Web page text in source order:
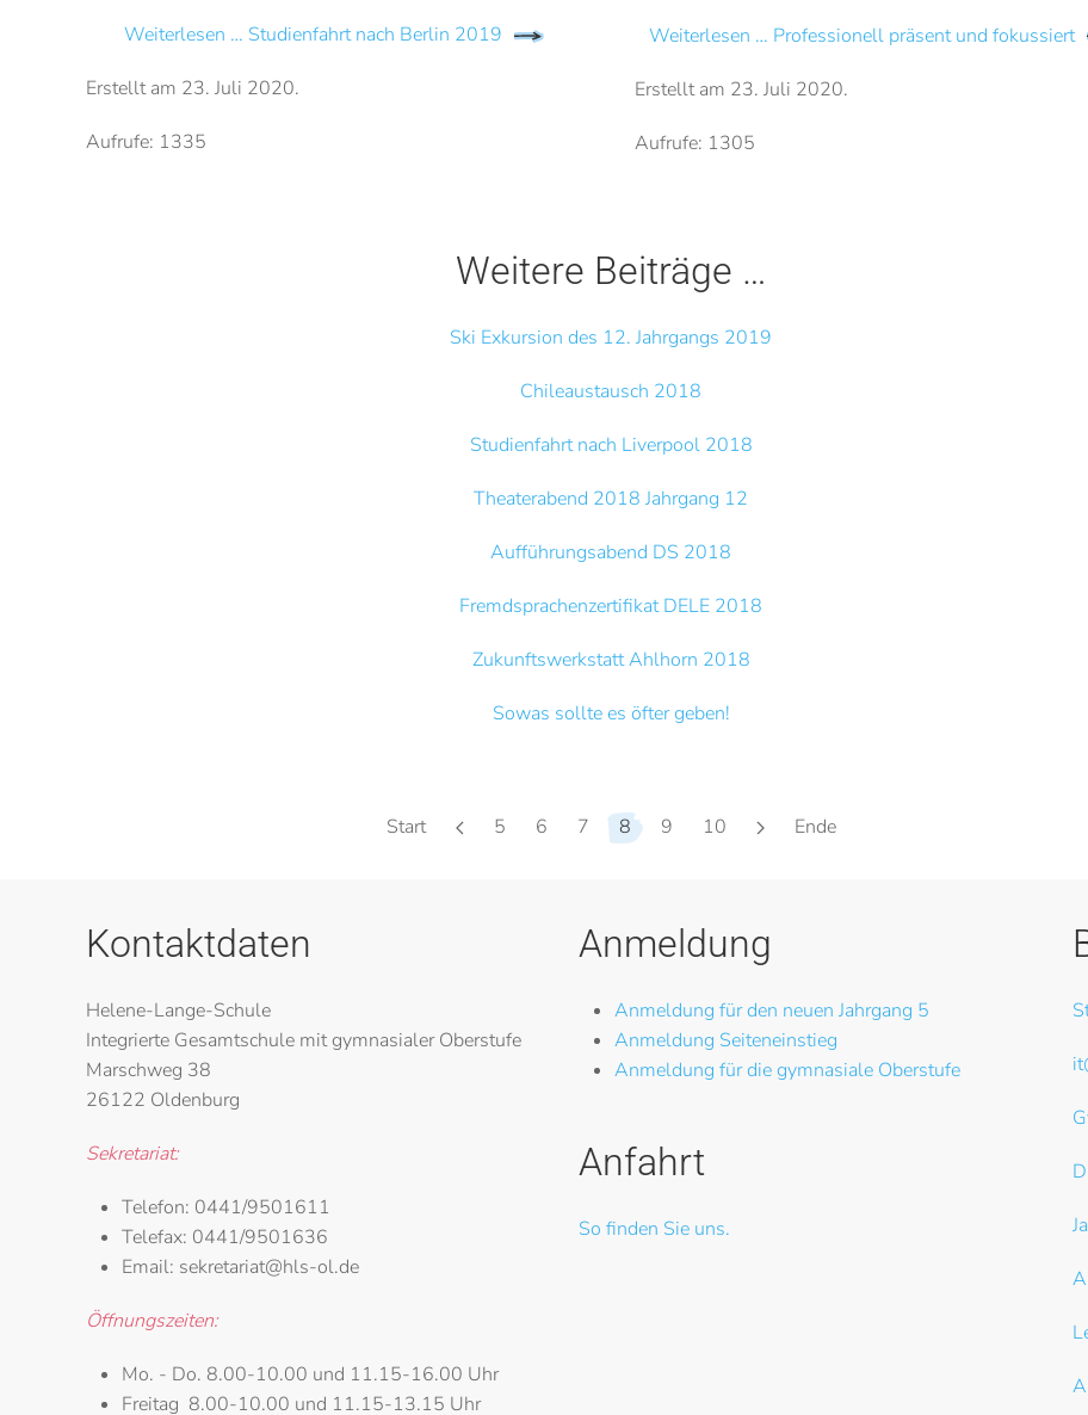
Weiterlesen … Studienfahrt nach Berlin 2019
Erstellt am 23. Juli 2020.
Aufrufe: 1335
Weiterlesen … Professionell präsent und fokussiert
Erstellt am 23. Juli 2020.
Aufrufe: 1305
Weitere Beiträge …
Ski Exkursion des 12. Jahrgangs 2019
Chileaustausch 2018
Studienfahrt nach Liverpool 2018
Theaterabend 2018 Jahrgang 12
Aufführungsabend DS 2018
Fremdsprachenzertifikat DELE 2018
Zukunftswerkstatt Ahlhorn 2018
Sowas sollte es öfter geben!
Start 5 6 7 8 9 10 Ende
Kontaktdaten
Helene-Lange-Schule
Integrierte Gesamtschule mit gymnasialer Oberstufe
Marschweg 38
26122 Oldenburg
Sekretariat:
Telefon: 0441/9501611
Telefax: 0441/9501636
Email: sekretariat@hls-ol.de
Öffnungszeiten:
Mo. - Do. 8.00-10.00 und 11.15-16.00 Uhr
Freitag 8.00-10.00 und 11.15-13.15 Uhr
Anmeldung
Anmeldung für den neuen Jahrgang 5
Anmeldung Seiteneinstieg
Anmeldung für die gymnasiale Oberstufe
Anfahrt
So finden Sie uns.